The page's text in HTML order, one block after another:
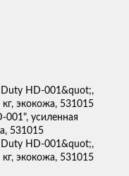
001", усиленная
531015